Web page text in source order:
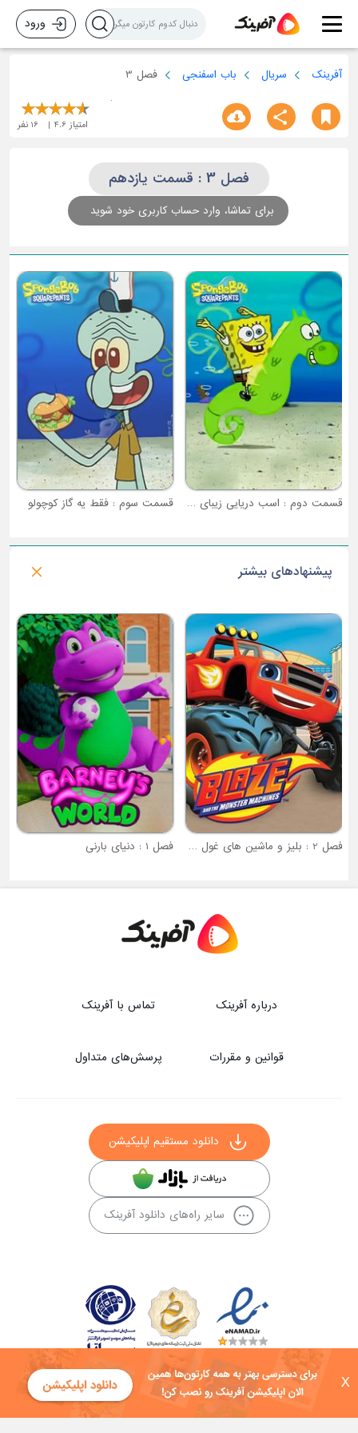
X
ورود
آفرینک سریال باب اسفنجی فصل 3
امتیاز 4.6
16 نفر
فصل 3 : قسمت یازدهم
برای تماشا، وارد حساب کاربری خود شوید
قسمت دوم : اسب دریایی زیبای من قسمت سوم : فقط یه گاز کوچولو
پیشنهادهای بیشتر
فصل 2 : بلیز و ماشین های غول پیکر فصل 1 : دنیای بارنی
درباره آفرینک تماس با آفرینک
قوانین و مقررات پرسش‌های متداول
دانلود مستقیم اپلیکیشن
سایر راه‌های دانلود آفرینک
کلیه حقوق این سایت به شرکت توسعه فناوی هفت آسمان توکان تعلق دارد و